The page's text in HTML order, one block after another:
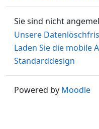
Sie sind nicht
Unsere
Laden Sie die mobile
Standarddesign
Powered by Moodle